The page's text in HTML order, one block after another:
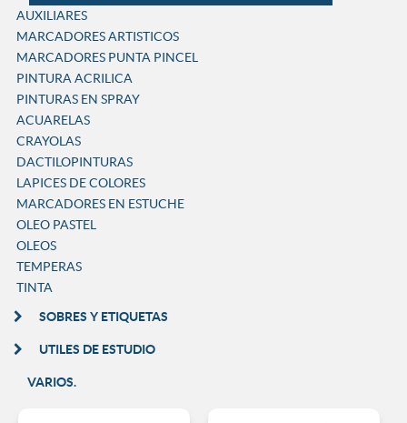
AUXILIARES
MARCADORES ARTISTICOS
MARCADORES PUNTA PINCEL
PINTURA ACRILICA
PINTURAS EN SPRAY
ACUARELAS
CRAYOLAS
DACTILOPINTURAS
LAPICES DE COLORES
MARCADORES EN ESTUCHE
OLEO PASTEL
OLEOS
TEMPERAS
TINTA
SOBRES Y ETIQUETAS
UTILES DE ESTUDIO
VARIOS.